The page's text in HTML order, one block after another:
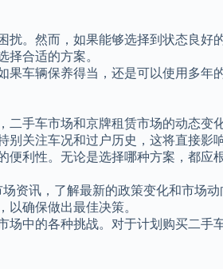
。然而，如果能够选择到状态良
合适的方案。
车辆保养得当，还是可以使用多
手车市场和京牌租赁市场的动态
关注车况和过户历史，这将直接影
利性。无论是选择哪种方案，都应
资讯，了解最新的政策变化和市场
确保做出最佳决策。
中的各种挑战。对于计划购买二